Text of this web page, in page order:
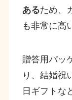
あるため、
も非常に高
贈答用パッ
り、結婚祝
日ギフトな